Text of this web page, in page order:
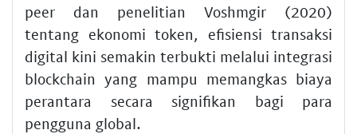
peer dan penelitian Voshmgir (2020)
tentang ekonomi token, efisiensi transaksi
digital kini semakin terbukti melalui integrasi
blockchain yang mampu memangkas biaya
perantara secara signifikan bagi para
pengguna global.